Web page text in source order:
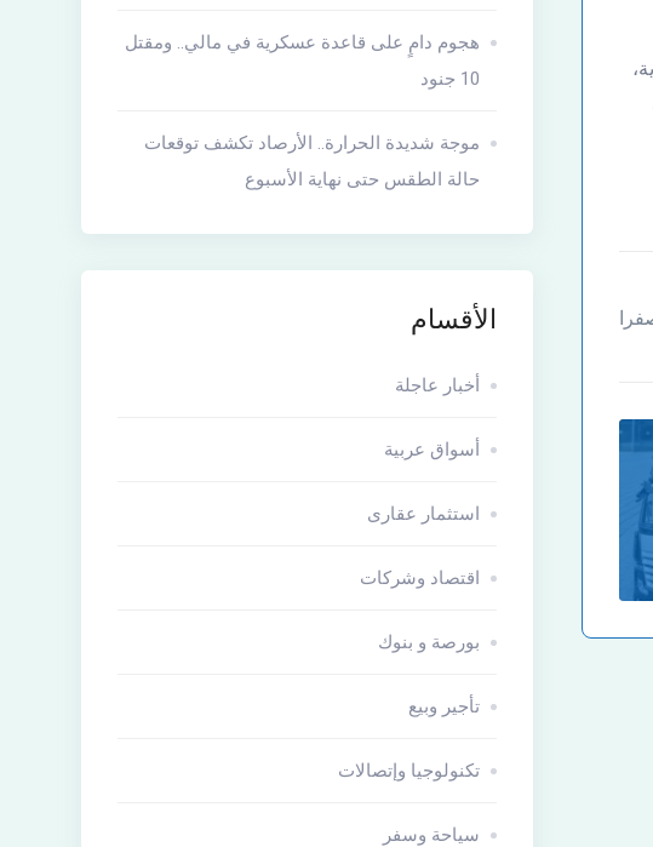
هجوم دامٍ على قاعدة عسكرية في مالي.. ومقتل
10 جنود
موجة شديدة الحرارة.. الأرصاد تكشف توقعات
حالة الطقس حتى نهاية الأسبوع
الأقسام
أخبار عاجلة
أسواق عربية
استثمار عقارى
اقتصاد وشركات
بورصة و بنوك
تأجير وبيع
تكنولوجيا وإتصالات
سياحة وسفر